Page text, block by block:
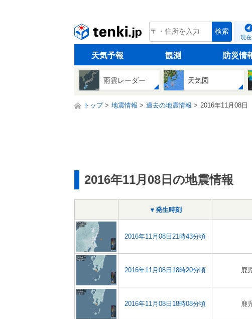
tenki.jp 検索
現
天気予報 観測 防災情
雨雲レーダー 天気図
トップ 地震情報 過去の地震情報 2016年11月08日
2016年11月08日の地震情報
▼発生時刻
2016年11月08日21時43分頃
2016年11月08日18時20分頃 鹿
2016年11月08日18時08分頃 鹿